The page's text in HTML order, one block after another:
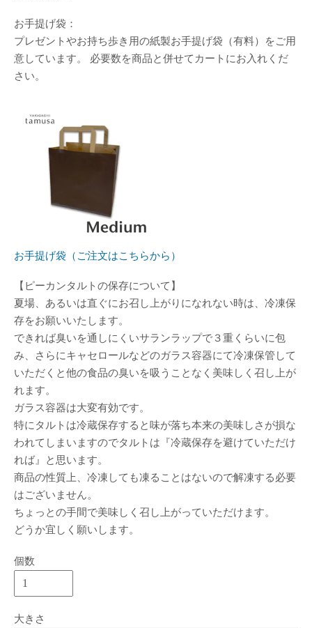
お手提げ袋：
プレゼントやお持ち歩き用の紙製お手提げ袋（有料）をご用
意しています。 必要数を商品と併せてカートにお入れくだ
さい。
お手提げ袋（ご注文はこちらから）
【ピーカンタルトの保存について】
夏場、あるいは直ぐにお召し上がりになれない時は、冷凍保
存をお願いいたします。
できれば臭いを通しにくいサランラップで３重くらいに包
み、さらにキャセロールなどのガラス容器にて冷凍保管して
いただくと他の食品の臭いを吸うことなく美味しく召し上が
れます。
ガラス容器は大変有効です。
特にタルトは冷蔵保存すると味が落ち本来の美味しさが損な
われてしまいますのでタルトは『冷蔵保存を避けていただけ
れば』と思います。
商品の性質上、冷凍しても凍ることはないので解凍する必要
はございません。
ちょっとの手間で美味しく召し上がっていただけます。
どうか宜しく願いします。
個数
大きさ